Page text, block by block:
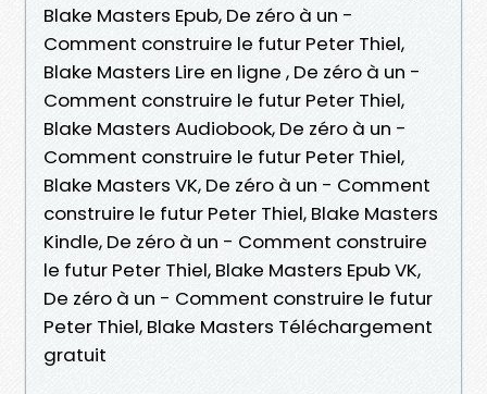
Blake Masters Epub, De zéro à un -
Comment construire le futur Peter Thiel,
Blake Masters Lire en ligne , De zéro à un -
Comment construire le futur Peter Thiel,
Blake Masters Audiobook, De zéro à un -
Comment construire le futur Peter Thiel,
Blake Masters VK, De zéro à un - Comment
construire le futur Peter Thiel, Blake Masters
Kindle, De zéro à un - Comment construire
le futur Peter Thiel, Blake Masters Epub VK,
De zéro à un - Comment construire le futur
Peter Thiel, Blake Masters Téléchargement
gratuit